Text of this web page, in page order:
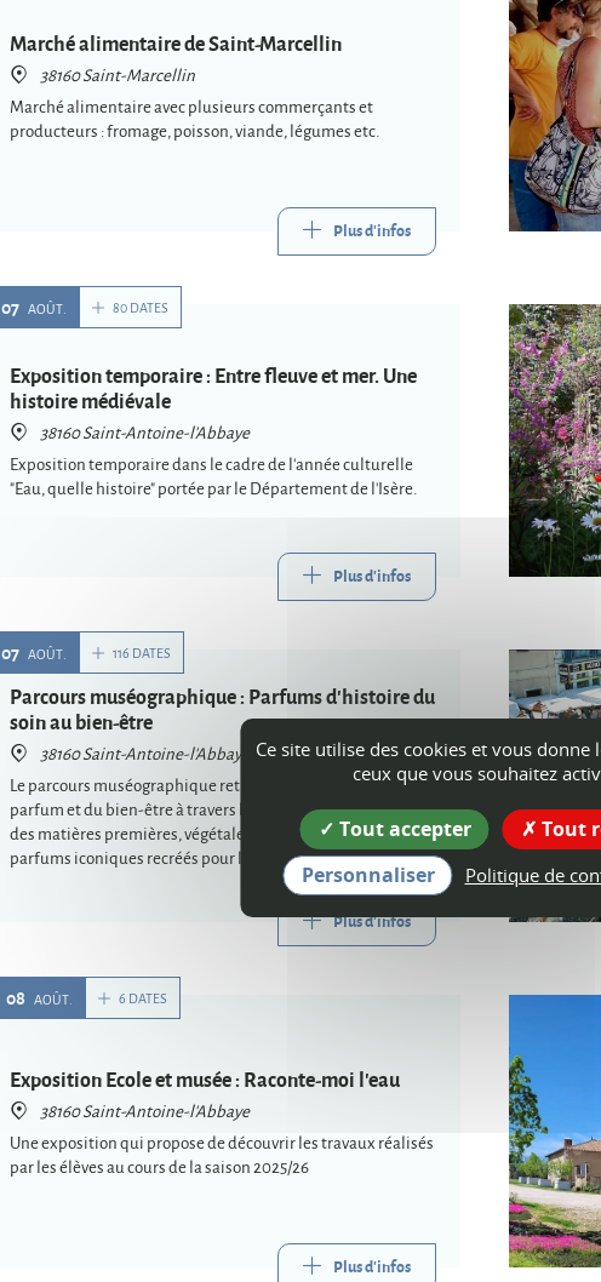
Marché alimentaire de Saint-Marcellin
38160 Saint-Marcellin
Marché alimentaire avec plusieurs commerçants et
producteurs : fromage, poisson, viande, légumes etc.
Plus d'infos
80 DATES
07 AOÛT
Exposition temporaire : Entre fleuve et mer. Une
histoire médiévale
38160 Saint-Antoine-l'Abbaye
Exposition temporaire dans le cadre de l'année culturelle
"Eau, quelle histoire" portée par le Département de l'Isère.
Plus d'infos
116 DATES
07 AOÛT
Parcours muséographique : Parfums d'histoire du
soin au bien-être
38160 Saint-Antoine-l'Abbaye
Le parcours muséographique retrace l'histoire croisée du
parfum et du bien-être à travers les siècles. Venez découvrir
des matières premières, végétales ou animales, et sentir les
parfums iconiques recréés pour l'occasion.
Plus d'infos
6 DATES
08 AOÛT
Exposition Ecole et musée : Raconte-moi l'eau
38160 Saint-Antoine-l'Abbaye
Une exposition qui propose de découvrir les travaux réalisés
par les élèves au cours de la saison 2025/26
Plus d'infos
Ce site utilise des cookies et vous donne
ceux que vous souhaitez
Tout accepter
Tout
Personnaliser
Politique de